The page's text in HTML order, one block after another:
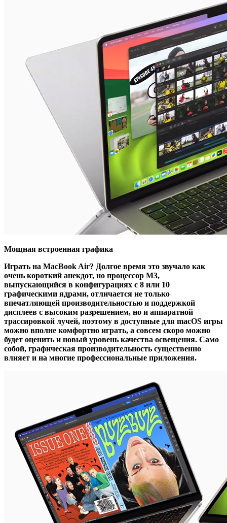
Мощная встроенная графика
Играть на MacBook Air? Долгое время это звучало как
очень короткий анекдот, но процессор M3,
выпускающийся в конфигурациях с 8 или 10
графическими ядрами, отличается не только
впечатляющей производительностью и поддержкой
дисплеев с высоким разрешением, но и аппаратной
трассировкой лучей, поэтому в доступные для macOS игры
можно вполне комфортно играть, а совсем скоро можно
будет оценить и новый уровень качества освещения. Само
собой, графическая производительность существенно
влияет и на многие профессиональные приложения.